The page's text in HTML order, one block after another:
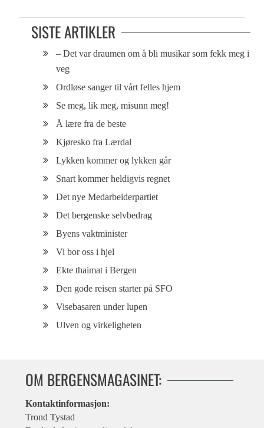
SISTE ARTIKLER
– Det var draumen om å bli musikar som fekk meg i
veg
Ordløse sanger til vårt felles hjem
Se meg, lik meg, misunn meg!
Å lære fra de beste
Kjøresko fra Lærdal
Lykken kommer og lykken går
Snart kommer heldigvis regnet
Det nye Medarbeiderpartiet
Det bergenske selvbedrag
Byens vaktminister
Vi bor oss i hjel
Ekte thaimat i Bergen
Den gode reisen starter på SFO
Visebasaren under lupen
Ulven og virkeligheten
OM BERGENSMAGASINET:
Kontaktinformasjon:
Trond Tystad